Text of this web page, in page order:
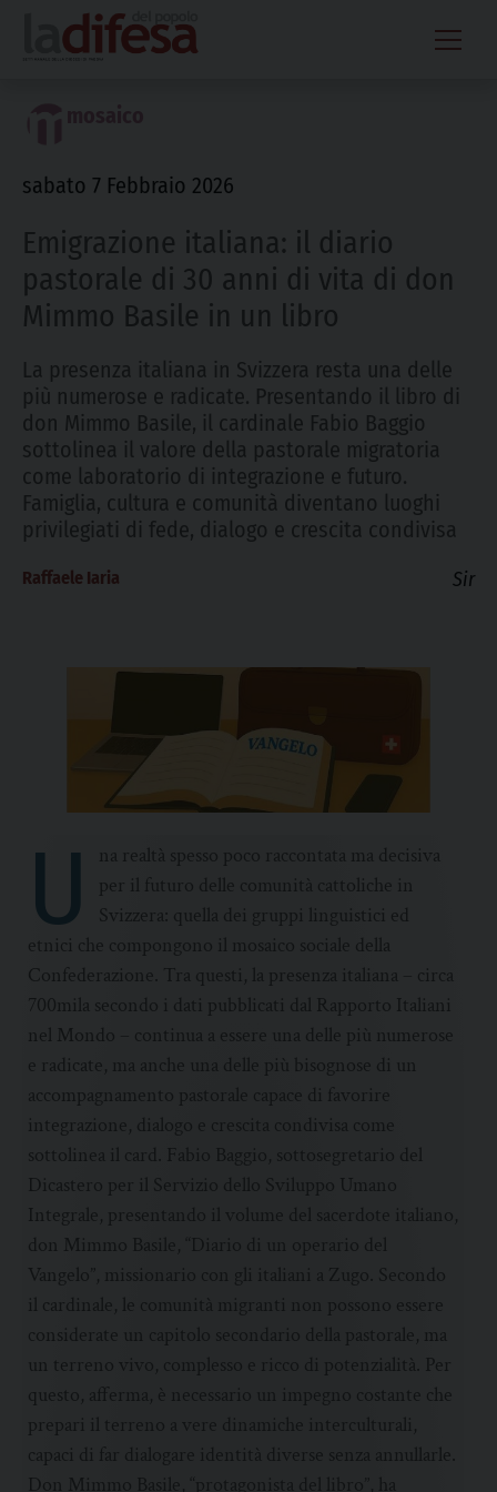
content
sabato 7 Febbraio 2026
Emigrazione italiana: il diario
pastorale di 30 anni di vita di don
Mimmo Basile in un libro
La presenza italiana in Svizzera resta una delle
più numerose e radicate. Presentando il libro di
don Mimmo Basile, il cardinale Fabio Baggio
sottolinea il valore della pastorale migratoria
come laboratorio di integrazione e futuro.
Famiglia, cultura e comunità diventano luoghi
privilegiati di fede, dialogo e crescita condivisa
Raffaele Iaria Sir
U
na realtà spesso poco raccontata ma decisiva
per il futuro delle comunità cattoliche in
Svizzera: quella dei gruppi linguistici ed
etnici che compongono il mosaico sociale della
Confederazione. Tra questi, la presenza italiana – circa
700mila secondo i dati pubblicati dal Rapporto Italiani
nel Mondo – continua a essere una delle più numerose
e radicate, ma anche una delle più bisognose di un
accompagnamento pastorale capace di favorire
integrazione, dialogo e crescita condivisa come
sottolinea il card. Fabio Baggio, sottosegretario del
Dicastero per il Servizio dello Sviluppo Umano
Integrale, presentando il volume del sacerdote italiano,
don Mimmo Basile, “Diario di un operario del
Vangelo”, missionario con gli italiani a Zugo. Secondo
il cardinale, le comunità migranti non possono essere
considerate un capitolo secondario della pastorale, ma
un terreno vivo, complesso e ricco di potenzialità. Per
questo, afferma, è necessario un impegno costante che
prepari il terreno a vere dinamiche interculturali,
capaci di far dialogare identità diverse senza annullarle.
Don Mimmo Basile, “protagonista del libro”, ha